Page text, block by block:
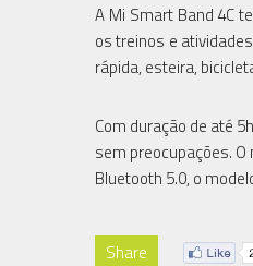
A Mi Smart Band 4C
os treinos e
rápida, esteira,
Com duração de até
sem preocupações.
Bluetooth 5.0, o
Share